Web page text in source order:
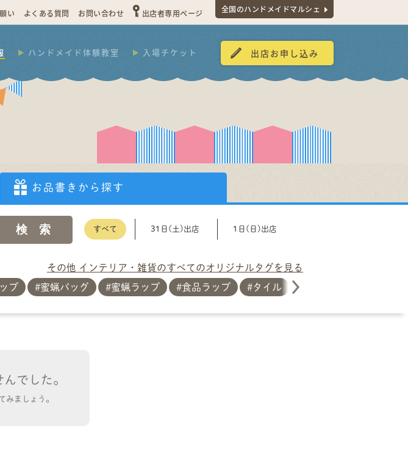
い よくある質問 お問い合わせ 出店者専用ページ 全国のハンドメイドマルシェ
ハンドメイド体験教室 入場チケット 出店お申し込み
お品書きから探す
すべて 31日(土)出店 1日(日)出店
プ 蜜蝋バッグ 蜜蝋ラップ 食品ラップ タイル
その他 インテリア・雑貨のすべてのオリジナルタグを見る
でした。
みましょう。